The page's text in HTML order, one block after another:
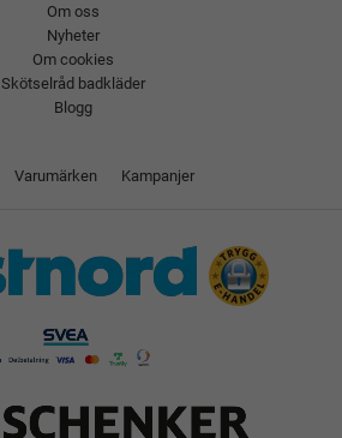
Om oss
Nyheter
Om cookies
Skötselråd badkläder
Blogg
Varumärken Kampanjer